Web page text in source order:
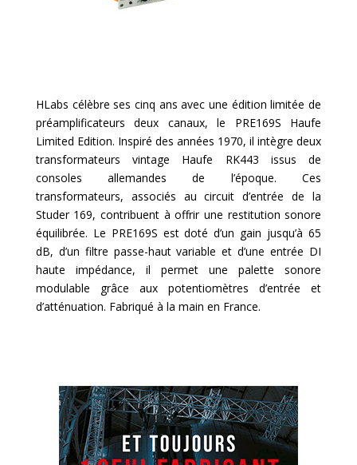
HLabs célèbre ses cinq ans avec une édition limitée de
préamplificateurs deux canaux, le PRE169S Haufe
Limited Edition. Inspiré des années 1970, il intègre deux
transformateurs vintage Haufe RK443 issus de
consoles allemandes de l’époque. Ces
transformateurs, associés au circuit d’entrée de la
Studer 169, contribuent à offrir une restitution sonore
équilibrée. Le PRE169S est doté d’un gain jusqu’à 65
dB, d’un filtre passe-haut variable et d’une entrée DI
haute impédance, il permet une palette sonore
modulable grâce aux potentiomètres d’entrée et
d’atténuation. Fabriqué à la main en France.